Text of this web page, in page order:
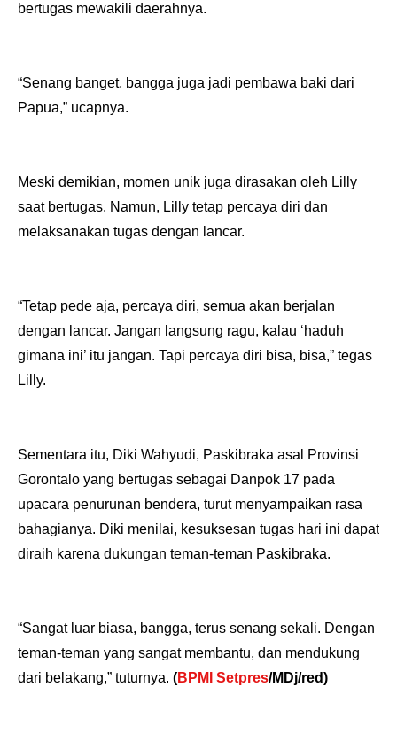
bertugas mewakili daerahnya.
“Senang banget, bangga juga jadi pembawa baki dari
Papua,” ucapnya.
Meski demikian, momen unik juga dirasakan oleh Lilly
saat bertugas. Namun, Lilly tetap percaya diri dan
melaksanakan tugas dengan lancar.
“Tetap pede aja, percaya diri, semua akan berjalan
dengan lancar. Jangan langsung ragu, kalau ‘haduh
gimana ini’ itu jangan. Tapi percaya diri bisa, bisa,” tegas
Lilly.
Sementara itu, Diki Wahyudi, Paskibraka asal Provinsi
Gorontalo yang bertugas sebagai Danpok 17 pada
upacara penurunan bendera, turut menyampaikan rasa
bahagianya. Diki menilai, kesuksesan tugas hari ini dapat
diraih karena dukungan teman-teman Paskibraka.
“Sangat luar biasa, bangga, terus senang sekali. Dengan
teman-teman yang sangat membantu, dan mendukung
dari belakang,” tuturnya. (BPMI Setpres/MDj/red)